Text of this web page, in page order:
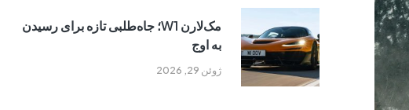
ژوئن 29, 2026
مک‌لارن W1؛ جاه‌طلبی تازه برای رسیدن
به اوج